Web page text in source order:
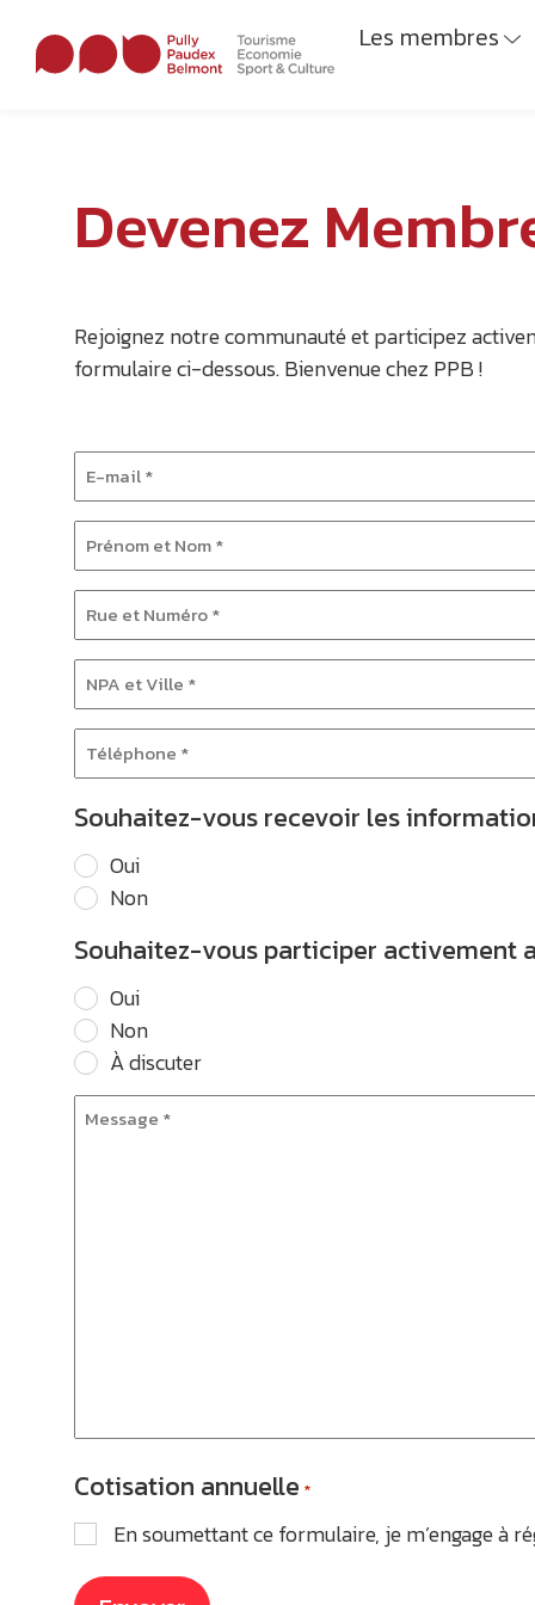
Les membres
Devenez
Rejoignez notre communauté et participez
formulaire ci-dessous. Bienvenue chez PPB !
E-
mail
*
Prénom
et
Nom
*
Rue
et
Numéro
*
NPA
et
Ville
Téléphone
*
*
Souhaitez-vous recevoir les
Oui
Non
Souhaitez-vous participer activement
Oui
Non
À discuter
Message
Cotisation annuelle *
En soumettant ce formulaire, je m’engage à